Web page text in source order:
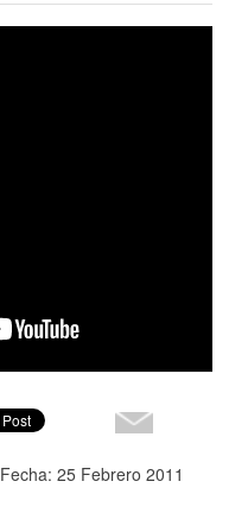
Fecha: 25 Febrero 2011